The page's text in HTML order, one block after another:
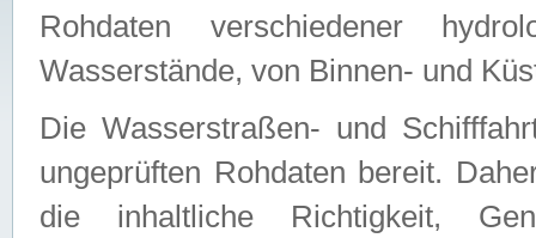
Rohdaten verschiedener
Wasserstände, von Binnen- und
Die Wasserstraßen- und
ungeprüften Rohdaten bereit.
die inhaltliche Richtigkeit,